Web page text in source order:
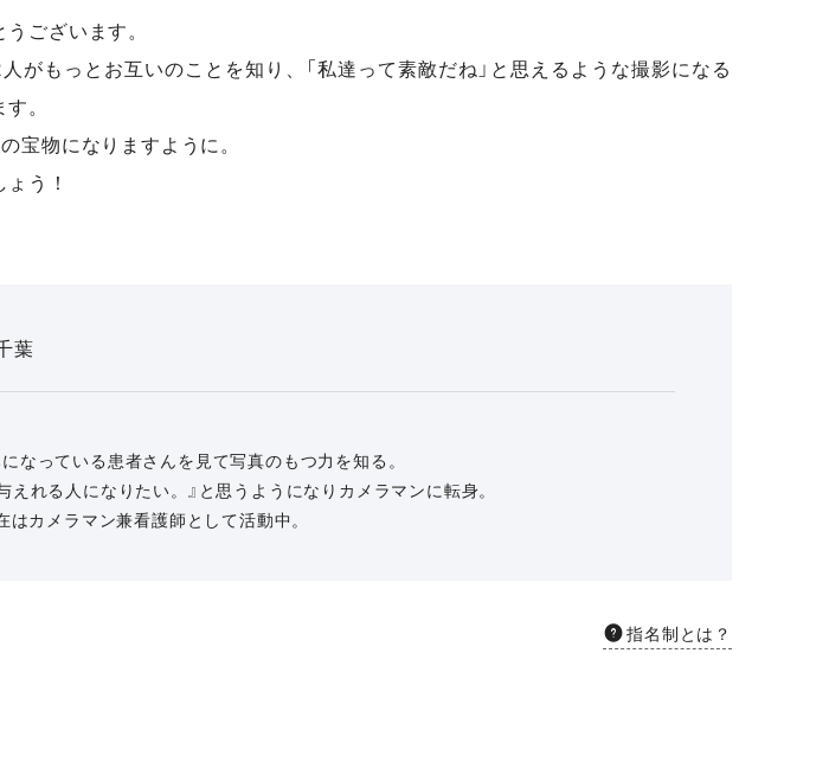
ございます。
がもっとお互いのことを知り、「私達って素敵だね」と思えるような撮影になる
。
宝物になりますように。
う！
葉
なっている患者さんを見て写真のもつ力を知る。
れる人になりたい。』と思うようになりカメラマンに転身。
カメラマン兼看護師として活動中。
指名制とは？